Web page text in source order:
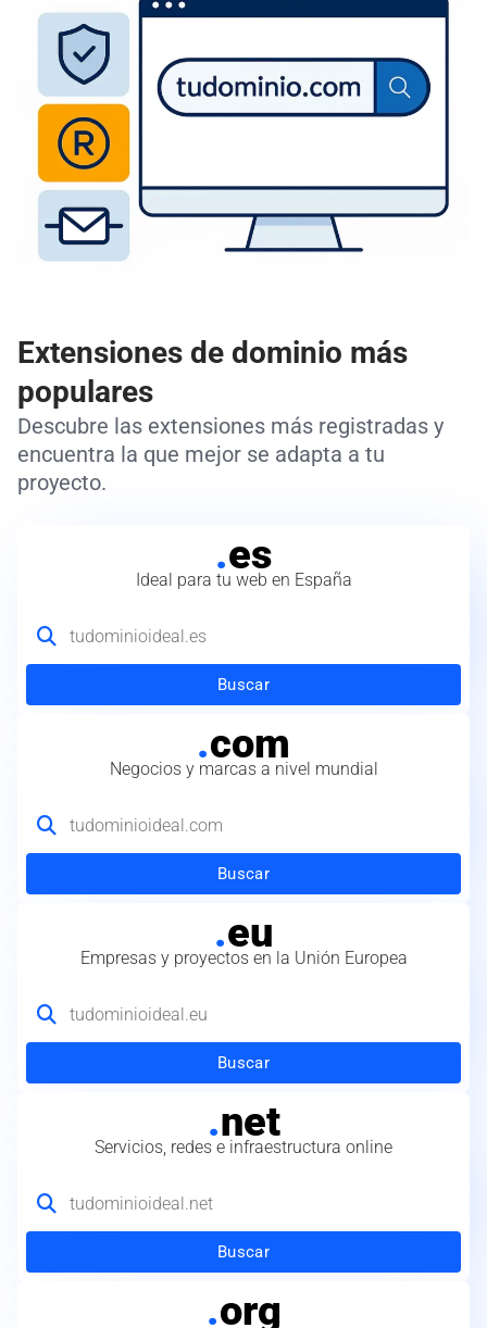
Extensiones de dominio más
populares
Descubre las extensiones más registradas y
encuentra la que mejor se adapta a tu
proyecto.
.es
Ideal para tu web en España
Buscar
.com
Negocios y marcas a nivel mundial
Buscar
.eu
Empresas y proyectos en la Unión Europea
Buscar
.net
Servicios, redes e infraestructura online
Buscar
.org